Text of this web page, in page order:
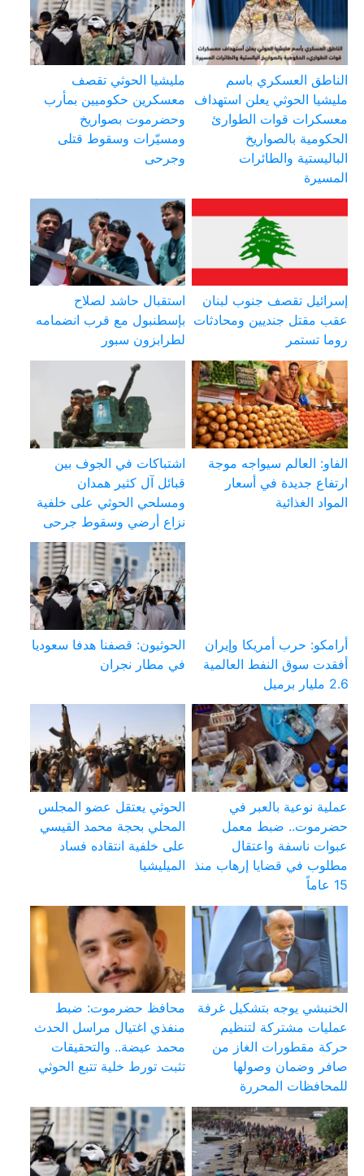
الناطق العسكري باسم
مليشيا الحوثي يعلن استهداف
معسكرات قوات الطوارئ
الحكومية بالصواريخ
الباليستية والطائرات
المسيرة
مليشيا الحوثي تقصف
معسكرين حكوميين بمأرب
وحضرموت بصواريخ
ومسيّرات وسقوط قتلى
وجرحى
إسرائيل تقصف جنوب لبنان
عقب مقتل جنديين ومحادثات
روما تستمر
استقبال حاشد لصلاح
بإسطنبول مع قرب انضمامه
لطرابزون سبور
الفاو: العالم سيواجه موجة
ارتفاع جديدة في أسعار
المواد الغذائية
اشتباكات في الجوف بين
قبائل آل كثير همدان
ومسلحي الحوثي على خلفية
نزاع أرضي وسقوط جرحى
أرامكو: حرب أمريكا وإيران
أفقدت سوق النفط العالمية
2.6 مليار برميل
الحوثيون: قصفنا هدفا سعوديا
في مطار نجران
عملية نوعية بالعبر في
حضرموت.. ضبط معمل
عبوات ناسفة واعتقال
مطلوب في قضايا إرهاب منذ
15 عاماً
الحوثي يعتقل عضو المجلس
المحلي بحجة محمد القيسي
على خلفية انتقاده فساد
الميليشيا
الخنبشي يوجه بتشكيل غرفة
عمليات مشتركة لتنظيم
حركة مقطورات الغاز من
صافر وضمان وصولها
للمحافظات المحررة
محافظ حضرموت: ضبط
منفذي اغتيال مراسل الحدث
محمد عيضة.. والتحقيقات
تثبت تورط خلية تتبع الحوثي